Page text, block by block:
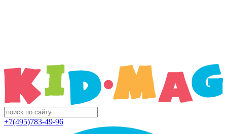
+7(495)783-49-96